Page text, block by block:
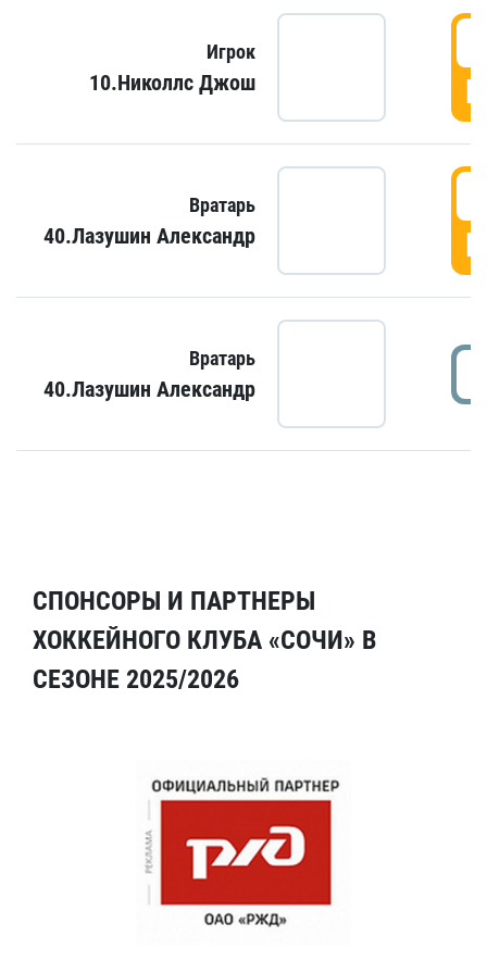
Игрок
10.Николлс Джош
Вратарь
40.Лазушин Александр
Вратарь
40.Лазушин Александр
СПОНСОРЫ И ПАРТНЕРЫ
ХОККЕЙНОГО КЛУБА «СОЧИ» В
СЕЗОНЕ 2025/2026